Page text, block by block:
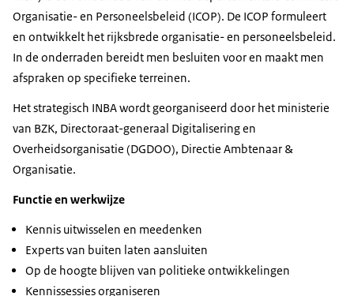
Organisatie- en Personeelsbeleid (ICOP). De ICOP formuleert
en ontwikkelt het rijksbrede organisatie- en personeelsbeleid.
In de onderraden bereidt men besluiten voor en maakt men
afspraken op specifieke terreinen.
Het strategisch INBA wordt georganiseerd door het ministerie
van BZK, Directoraat-generaal Digitalisering en
Overheidsorganisatie (DGDOO), Directie Ambtenaar &
Organisatie.
Functie en werkwijze
Kennis uitwisselen en meedenken
Experts van buiten laten aansluiten
Op de hoogte blijven van politieke ontwikkelingen
Kennissessies organiseren